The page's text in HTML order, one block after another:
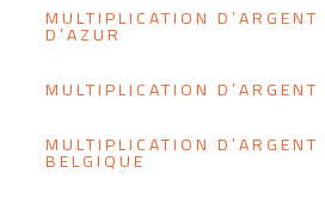
MULTIPLICATION
D’AZUR
MULTIPLICATION
MULTIPLICATION
BELGIQUE